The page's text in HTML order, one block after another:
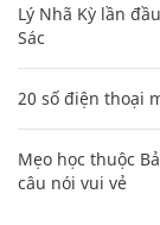
Lý Nhã Kỳ lần
Sác
20 số điện thoại
Mẹo học thuộc
câu nói vui vẻ